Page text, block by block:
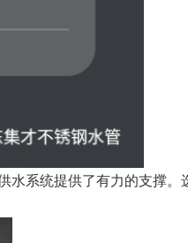
系统提供了有力的支撑